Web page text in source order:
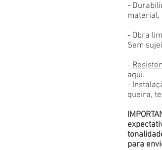
-
material,
- Obra
Sem
-
aqui.
-
queira,
para